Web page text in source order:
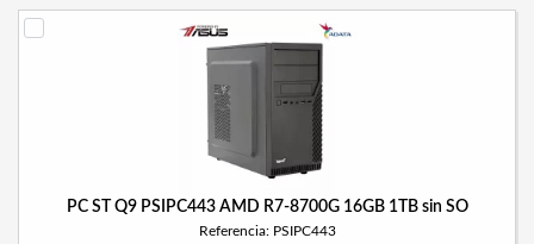
PC ST Q9 PSIPC443 AMD R7-8700G 16GB 1TB sin SO
Referencia: PSIPC443